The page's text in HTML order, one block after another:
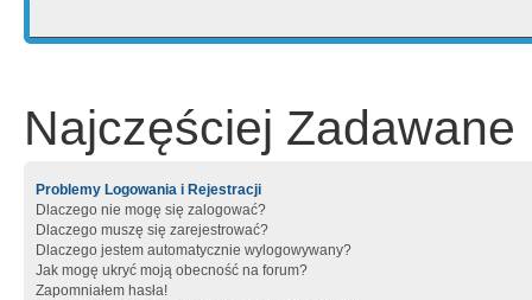
Najczęściej Zadawane
Problemy Logowania i Rejestracji
Dlaczego nie mogę się zalogować?
Dlaczego muszę się zarejestrować?
Dlaczego jestem automatycznie wylogowywany?
Jak mogę ukryć moją obecność na forum?
Zapomniałem hasła!